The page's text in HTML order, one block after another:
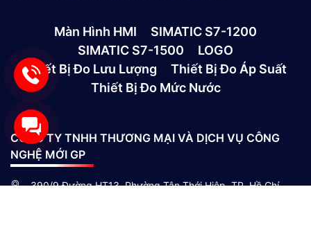
Màn Hình HMI
SIMATIC S7-1200
SIMATIC S7-1500
LOGO
Thiết Bị Đo Lưu Lượng
Thiết Bị Đo Áp Suất
Thiết Bị Đo Mức Nước
CÔNG TY TNHH THƯƠNG MẠI VÀ DỊCH VỤ CÔNG
NGHỆ MỚI GP
390/9 Đường HT13, Phường Tân Thới Hiệp, TP. Hồ Chí